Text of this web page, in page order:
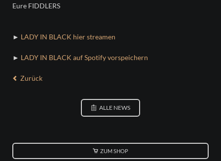
Eure FIDDLERS
► LADY IN BLACK hier streamen
► LADY IN BLACK auf Spotify vorspeichern
Zurück
ALLE NEWS
ZUM SHOP